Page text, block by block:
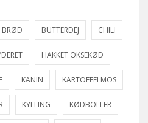
BRØD BUTTERDEJ CHILI
HAKKET OKSEKØD
KANIN KARTOFFELMOS
KYLLING KØDBOLLER